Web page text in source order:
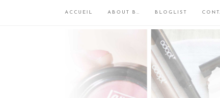
ACCUEIL ABOUT B… BLOGLIST